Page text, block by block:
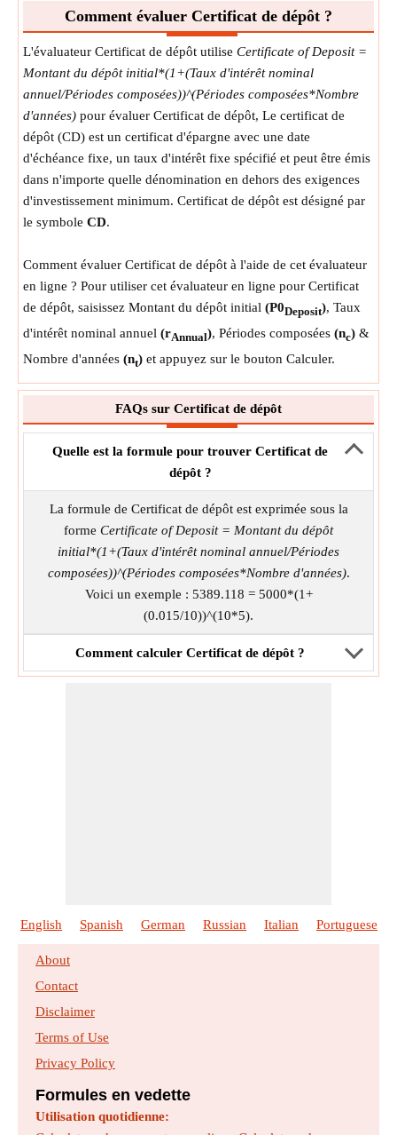
Comment évaluer Certificat de dépôt ?
L'évaluateur Certificat de dépôt utilise Certificate of Deposit =
Montant du dépôt initial*(1+(Taux d'intérêt nominal
annuel/Périodes composées))^(Périodes composées*Nombre
d'années) pour évaluer Certificat de dépôt, Le certificat de
dépôt (CD) est un certificat d'épargne avec une date
d'échéance fixe, un taux d'intérêt fixe spécifié et peut être émis
dans n'importe quelle dénomination en dehors des exigences
d'investissement minimum. Certificat de dépôt est désigné par
le symbole CD.
Comment évaluer Certificat de dépôt à l'aide de cet évaluateur
en ligne ? Pour utiliser cet évaluateur en ligne pour Certificat
de dépôt, saisissez Montant du dépôt initial (P0Deposit), Taux
d'intérêt nominal annuel (rAnnual), Périodes composées (nc) &
Nombre d'années (nt) et appuyez sur le bouton Calculer.
FAQs sur Certificat de dépôt
Quelle est la formule pour trouver Certificat de
dépôt ?
La formule de Certificat de dépôt est exprimée sous la
forme Certificate of Deposit = Montant du dépôt
initial*(1+(Taux d'intérêt nominal annuel/Périodes
composées))^(Périodes composées*Nombre d'années).
Voici un exemple : 5389.118 = 5000*(1+
(0.015/10))^(10*5).
Comment calculer Certificat de dépôt ?
English Spanish German Russian Italian Portuguese
About
Contact
Disclaimer
Terms of Use
Privacy Policy
Formules en vedette
Utilisation quotidienne: